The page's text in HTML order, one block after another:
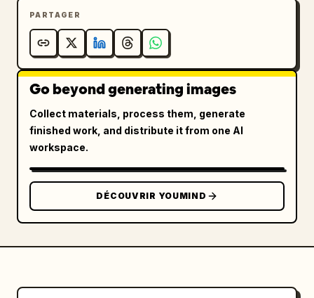
PARTAGER
Go beyond generating images
Collect materials, process them, generate
finished work, and distribute it from one AI
workspace.
DÉCOUVRIR YOUMIND